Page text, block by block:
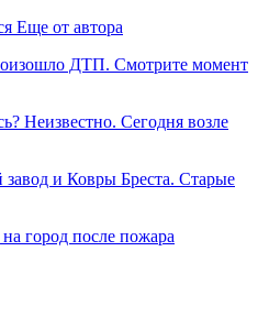
Еще от автора
ДТП. Смотрите момент
Неизвестно. Сегодня возле
завод и Ковры Бреста. Старые
город после пожара